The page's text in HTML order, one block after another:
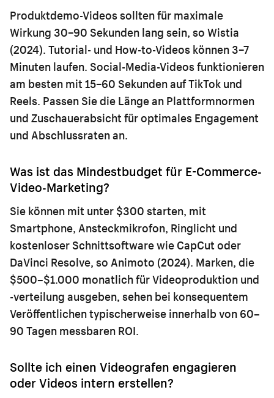
Produktdemo-Videos sollten für maximale
Wirkung 30–90 Sekunden lang sein, so Wistia
(2024). Tutorial- und How-to-Videos können 3–7
Minuten laufen. Social-Media-Videos funktionieren
am besten mit 15–60 Sekunden auf TikTok und
Reels. Passen Sie die Länge an Plattformnormen
und Zuschauerabsicht für optimales Engagement
und Abschlussraten an.
Was ist das Mindestbudget für E-Commerce-
Video-Marketing?
Sie können mit unter $300 starten, mit
Smartphone, Ansteckmikrofon, Ringlicht und
kostenloser Schnittsoftware wie CapCut oder
DaVinci Resolve, so Animoto (2024). Marken, die
$500–$1.000 monatlich für Videoproduktion und
-verteilung ausgeben, sehen bei konsequentem
Veröffentlichen typischerweise innerhalb von 60–
90 Tagen messbaren ROI.
Sollte ich einen Videografen engagieren
oder Videos intern erstellen?